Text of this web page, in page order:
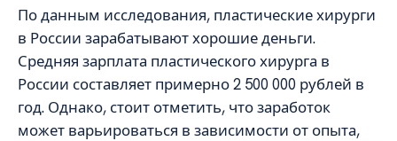
По данным исследования, пластические хирурги
в России зарабатывают хорошие деньги.
Средняя зарплата пластического хирурга в
России составляет примерно 2 500 000 рублей в
год. Однако, стоит отметить, что заработок
может варьироваться в зависимости от опыта,